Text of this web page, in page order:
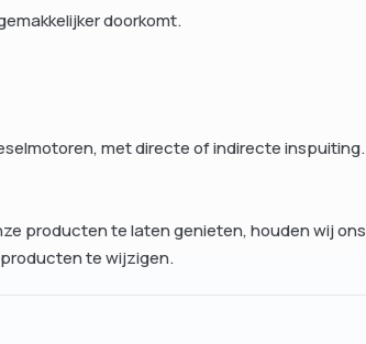
doorkomt.
met directe of indirecte inspuiting.
producten te laten genieten, houden wij ons
te wijzigen.